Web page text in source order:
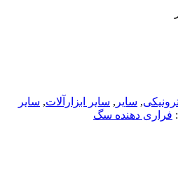
, سایر , سایر ابزارآلات, سایر
فراری دهنده سگ